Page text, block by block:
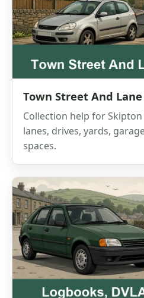
Town Street And
Collection help for
lanes, drives, yards,
spaces.